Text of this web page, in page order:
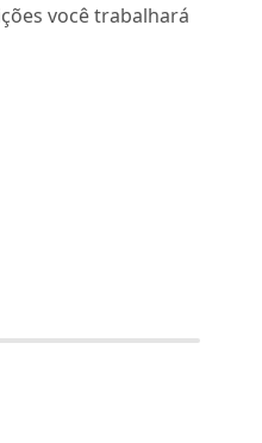
você trabalhará